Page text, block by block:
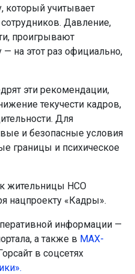
который учитывает
Давление,
проигрывают
на этот раз официально,
эти рекомендации,
текучести кадров,
Для
и безопасные условия
границы и психическое
жительницы НСО
нацпроекту «Кадры».
информации —
а также в МАХ-
в соцсетях